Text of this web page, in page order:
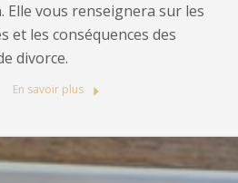
vous renseignera sur les
et les conséquences des
divorce.
En savoir plus